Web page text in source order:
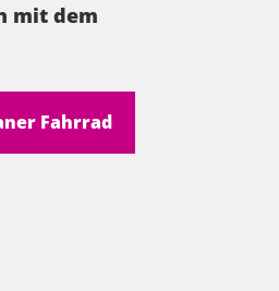
mit dem
Fahrrad